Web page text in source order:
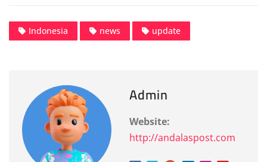
Indonesia news update
Admin
Website:
http://andalaspost.com